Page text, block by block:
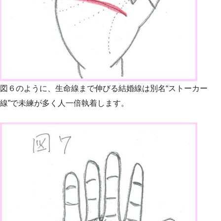
図６のように、生命線まで伸びる結婚線は別名“ストーカー
線”で未練が多く人一倍執着します。